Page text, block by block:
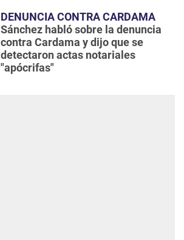
DENUNCIA CONTRA CARDAMA
Sánchez habló sobre la denuncia
contra Cardama y dijo que se
detectaron actas notariales
"apócrifas"